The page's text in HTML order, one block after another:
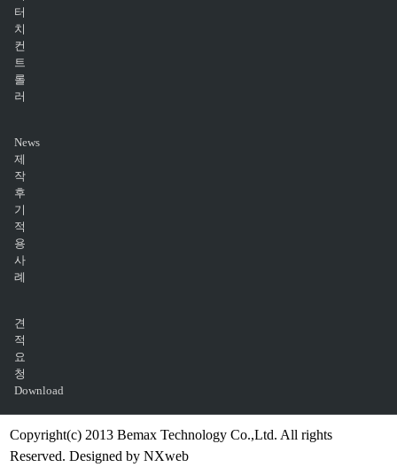
터
치
컨
트
롤
러
News
제
작
후
기
적
용
사
례
견
적
요
청
Download
Copyright(c) 2013 Bemax Technology Co.,Ltd. All rights
Reserved. Designed by NXweb